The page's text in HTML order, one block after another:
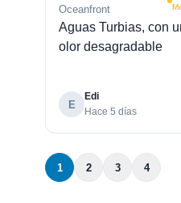
Oceanfront
Aguas Turbias, con
olor desagradable
E
Edi
Hace 5 días
1 2 3 4